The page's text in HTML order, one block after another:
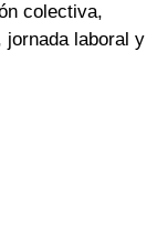
colectiva,
jornada laboral y